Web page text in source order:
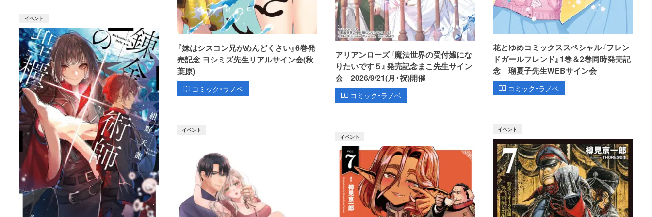
『妹はシスコン兄がめんどくさい』6巻発
売記念 ヨシミズ先生リアルサイン会(秋
葉原)
コミック・ラノベ
アリアンローズ『魔法世界の受付嬢にな
りたいです５』発売記念まこ先生サイン
会 2026/9/21(月・祝)開催
コミック・ラノベ
花とゆめコミックススペシャル『フレン
ドガールフレンド』1巻＆2巻同時発売記
念 瑠夏子先生WEBサイン会
コミック・ラノベ
イベント
イベント
イベント
イベント